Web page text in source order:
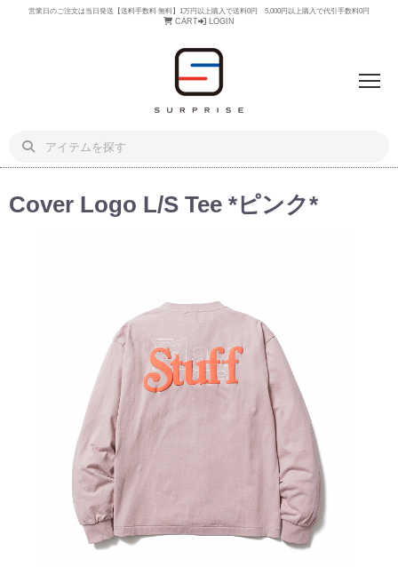
営業日のご注文は当日発送【送料手数料 無料】1万円以上購入で送料0円 5,000円以上購入で代引手数料0円
CART LOGIN
Cover Logo L/S Tee *ピンク*